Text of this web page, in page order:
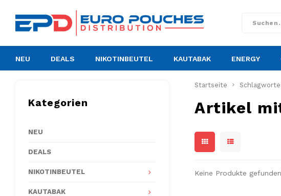
NEU DEALS NIKOTINBEUTEL KAUTABAK ENERGY
Kategorien
NEU
DEALS
NIKOTINBEUTEL
KAUTABAK
Startseite Schlagworte
Artikel
Keine Produkte